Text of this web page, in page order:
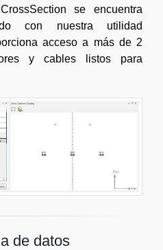
se encuentra
con nuestra utilidad
acceso a más de 2
y cables listos para
de datos